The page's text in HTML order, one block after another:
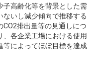
子高齢化等を背景とした需
いし減少傾向で推移する
排出量等の見通しにつ
各企業工場における使用
等によってほぼ目標を達成